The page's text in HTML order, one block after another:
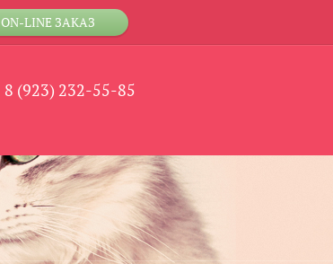
ON-LINE ЗАКАЗ
8 (923) 232-55-85